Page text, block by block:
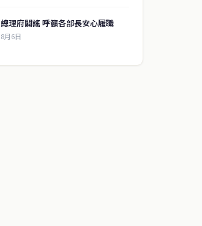
總理府闢謠 呼籲各部長安心履職
8月6日